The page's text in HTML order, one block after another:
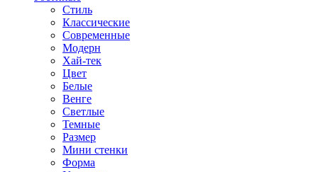
Стиль
Классические
Современные
Модерн
Хай-тек
Цвет
Белые
Венге
Светлые
Темные
Размер
Мини стенки
Форма